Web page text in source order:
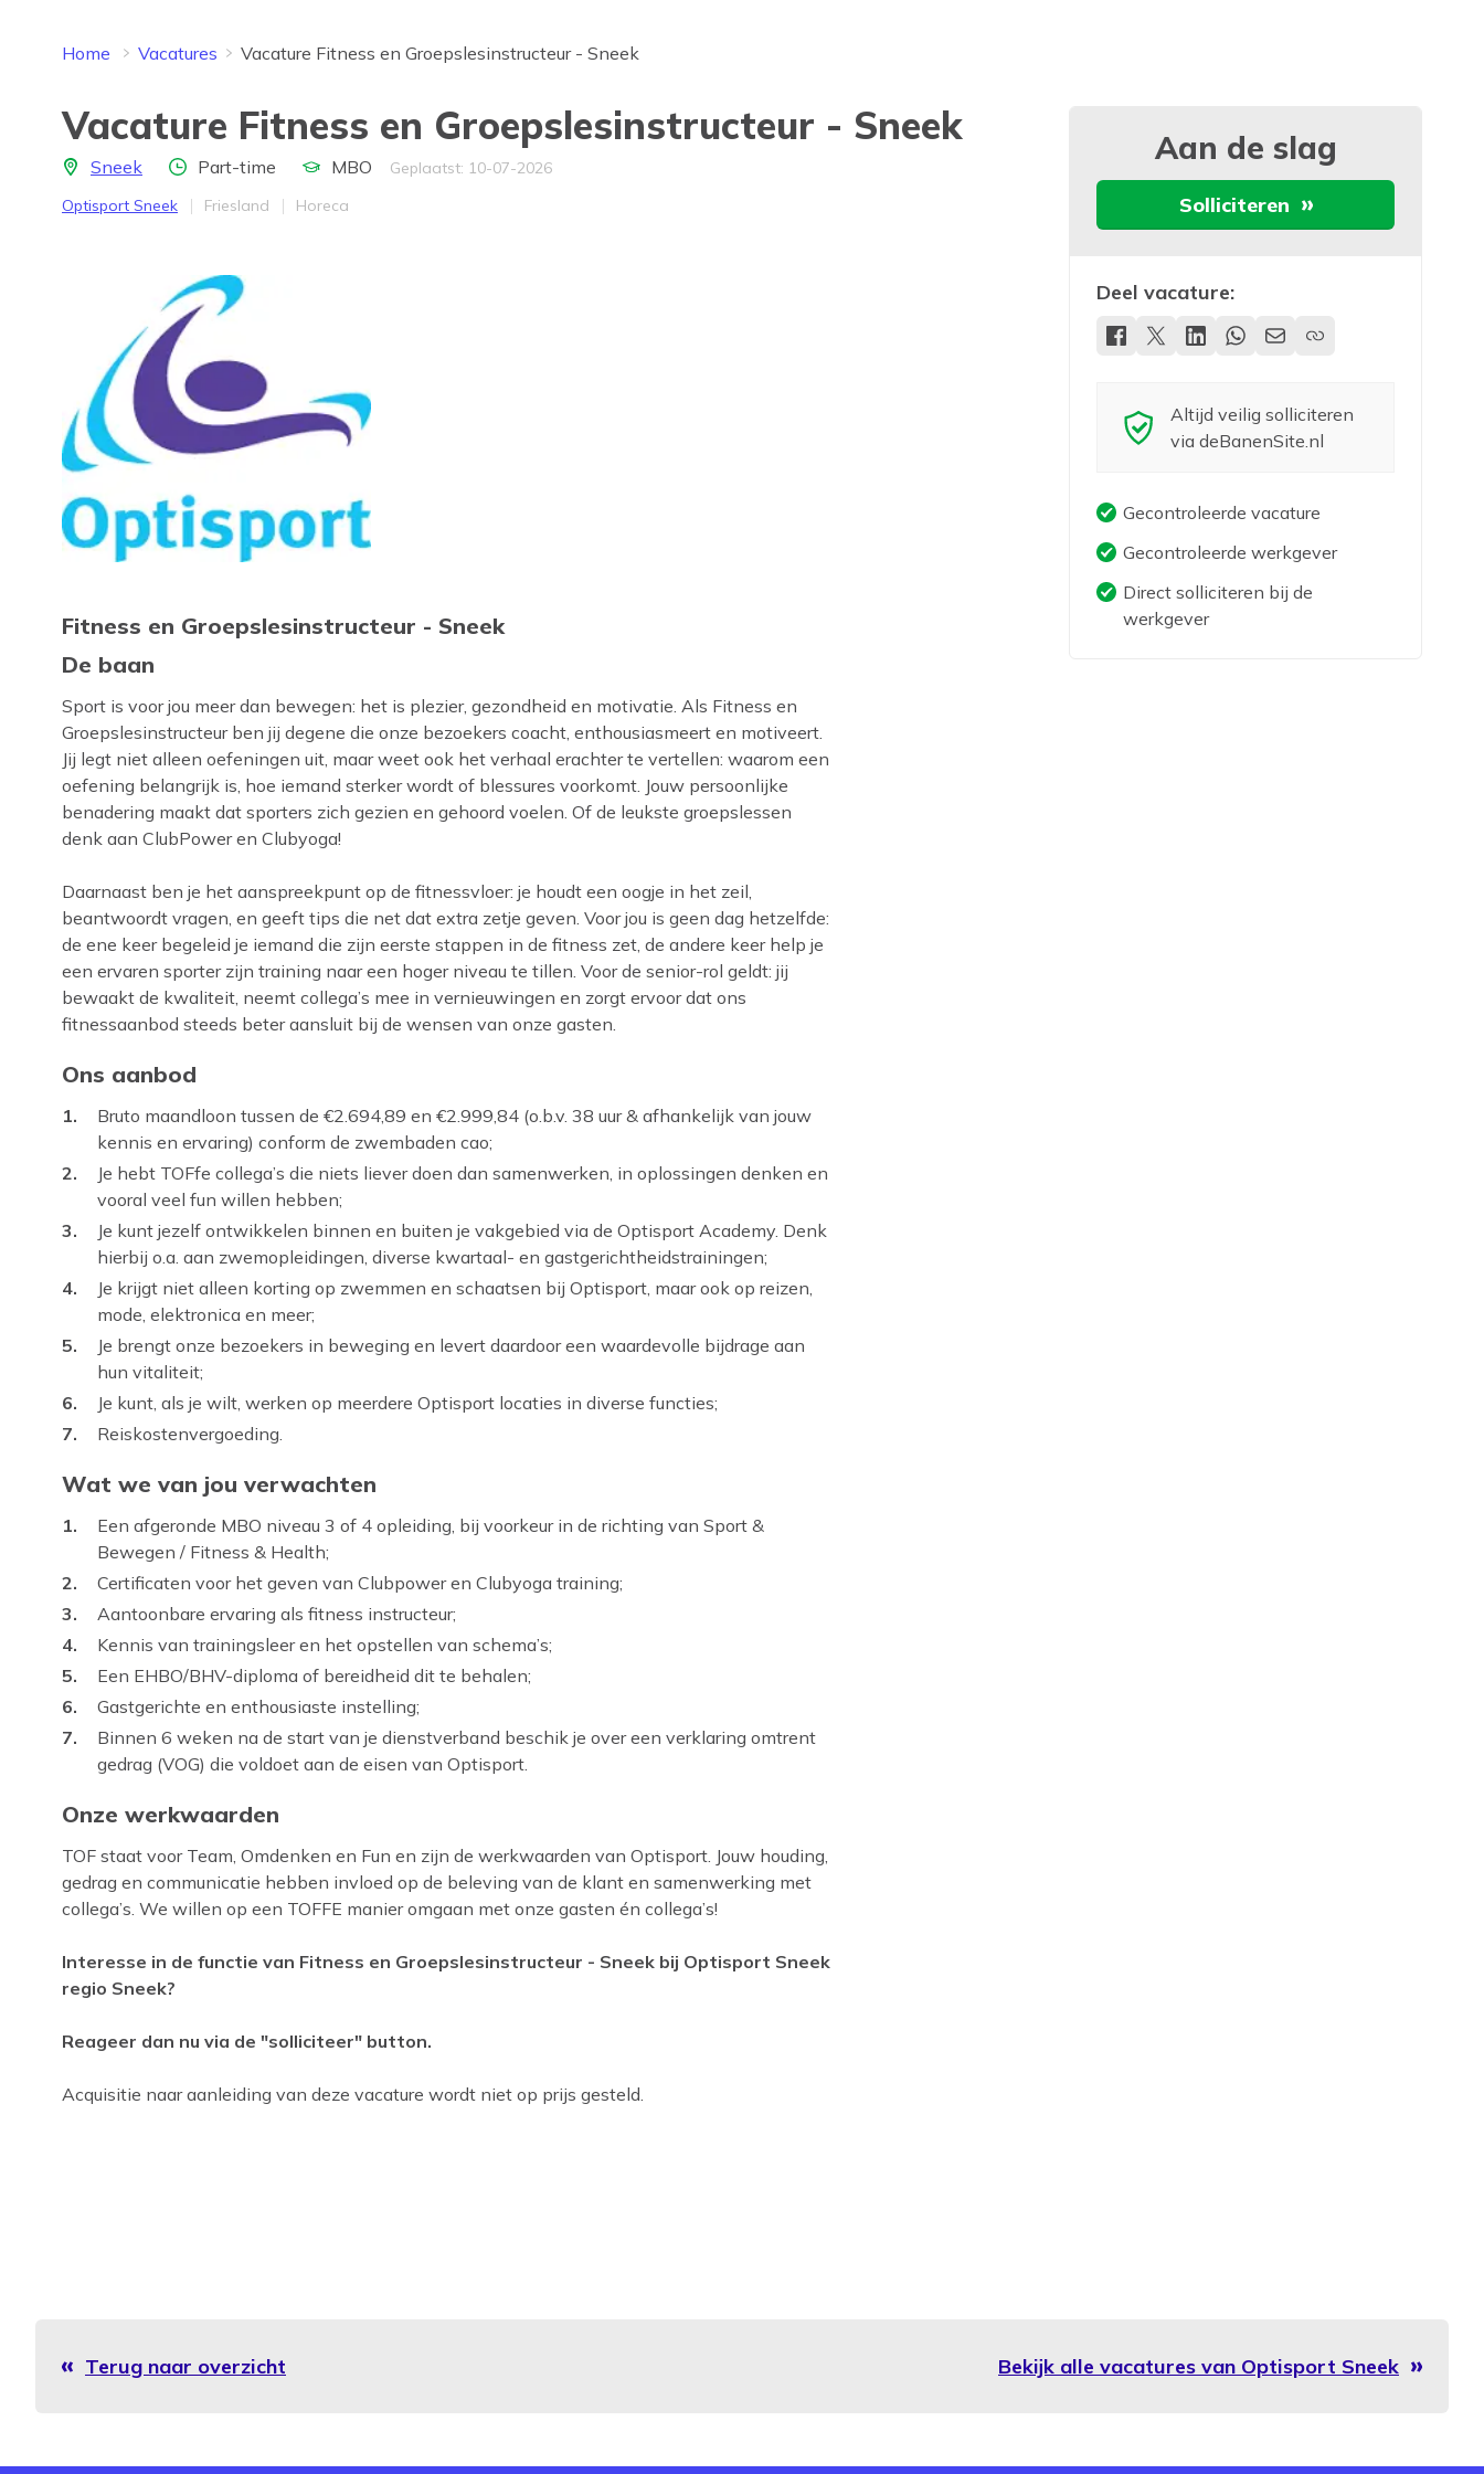
Home Vacatures Vacature Fitness en Groepslesinstructeur - Sneek
Vacature Fitness en Groepslesinstructeur - Sneek
LocatieSneek Aantal uren
Part-time Opleidingsniveau
MBO
Geplaatst: 10-07-2026
Bedrijf
Optisport Sneek Provincie
Friesland Werkveld
Horeca
Fitness en Groepslesinstructeur - Sneek
De baan
Sport is voor jou meer dan bewegen: het is plezier, gezondheid en motivatie. Als Fitness en
Groepslesinstructeur ben jij degene die onze bezoekers coacht, enthousiasmeert en motiveert.
Jij legt niet alleen oefeningen uit, maar weet ook het verhaal erachter te vertellen: waarom een
oefening belangrijk is, hoe iemand sterker wordt of blessures voorkomt. Jouw persoonlijke
benadering maakt dat sporters zich gezien en gehoord voelen. Of de leukste groepslessen
denk aan ClubPower en Clubyoga!
Daarnaast ben je het aanspreekpunt op de fitnessvloer: je houdt een oogje in het zeil,
beantwoordt vragen, en geeft tips die net dat extra zetje geven. Voor jou is geen dag hetzelfde:
de ene keer begeleid je iemand die zijn eerste stappen in de fitness zet, de andere keer help je
een ervaren sporter zijn training naar een hoger niveau te tillen. Voor de senior-rol geldt: jij
bewaakt de kwaliteit, neemt collega’s mee in vernieuwingen en zorgt ervoor dat ons
fitnessaanbod steeds beter aansluit bij de wensen van onze gasten.
Ons aanbod
Bruto maandloon tussen de €2.694,89 en €2.999,84 (o.b.v. 38 uur & afhankelijk van jouw
kennis en ervaring) conform de zwembaden cao;
Je hebt TOFfe collega’s die niets liever doen dan samenwerken, in oplossingen denken en
vooral veel fun willen hebben;
Je kunt jezelf ontwikkelen binnen en buiten je vakgebied via de Optisport Academy. Denk
hierbij o.a. aan zwemopleidingen, diverse kwartaal- en gastgerichtheidstrainingen;
Je krijgt niet alleen korting op zwemmen en schaatsen bij Optisport, maar ook op reizen,
mode, elektronica en meer;
Je brengt onze bezoekers in beweging en levert daardoor een waardevolle bijdrage aan
hun vitaliteit;
Je kunt, als je wilt, werken op meerdere Optisport locaties in diverse functies;
Reiskostenvergoeding.
Wat we van jou verwachten
Een afgeronde MBO niveau 3 of 4 opleiding, bij voorkeur in de richting van Sport &
Bewegen / Fitness & Health;
Certificaten voor het geven van Clubpower en Clubyoga training;
Aantoonbare ervaring als fitness instructeur;
Kennis van trainingsleer en het opstellen van schema’s;
Een EHBO/BHV-diploma of bereidheid dit te behalen;
Gastgerichte en enthousiaste instelling;
Binnen 6 weken na de start van je dienstverband beschik je over een verklaring omtrent
gedrag (VOG) die voldoet aan de eisen van Optisport.
Onze werkwaarden
TOF staat voor Team, Omdenken en Fun en zijn de werkwaarden van Optisport. Jouw houding,
gedrag en communicatie hebben invloed op de beleving van de klant en samenwerking met
collega’s. We willen op een TOFFE manier omgaan met onze gasten én collega’s!
Interesse in de functie van Fitness en Groepslesinstructeur - Sneek bij Optisport Sneek
regio Sneek?
Reageer dan nu via de "solliciteer" button.
Acquisitie naar aanleiding van deze vacature wordt niet op prijs gesteld.
Terug naar overzicht Bekijk alle vacatures van Optisport Sneek
Aan de slag
Solliciteren
Deel vacature:
Altijd veilig solliciteren
via deBanenSite.nl
Gecontroleerde vacature
Gecontroleerde werkgever
Direct solliciteren bij de
werkgever